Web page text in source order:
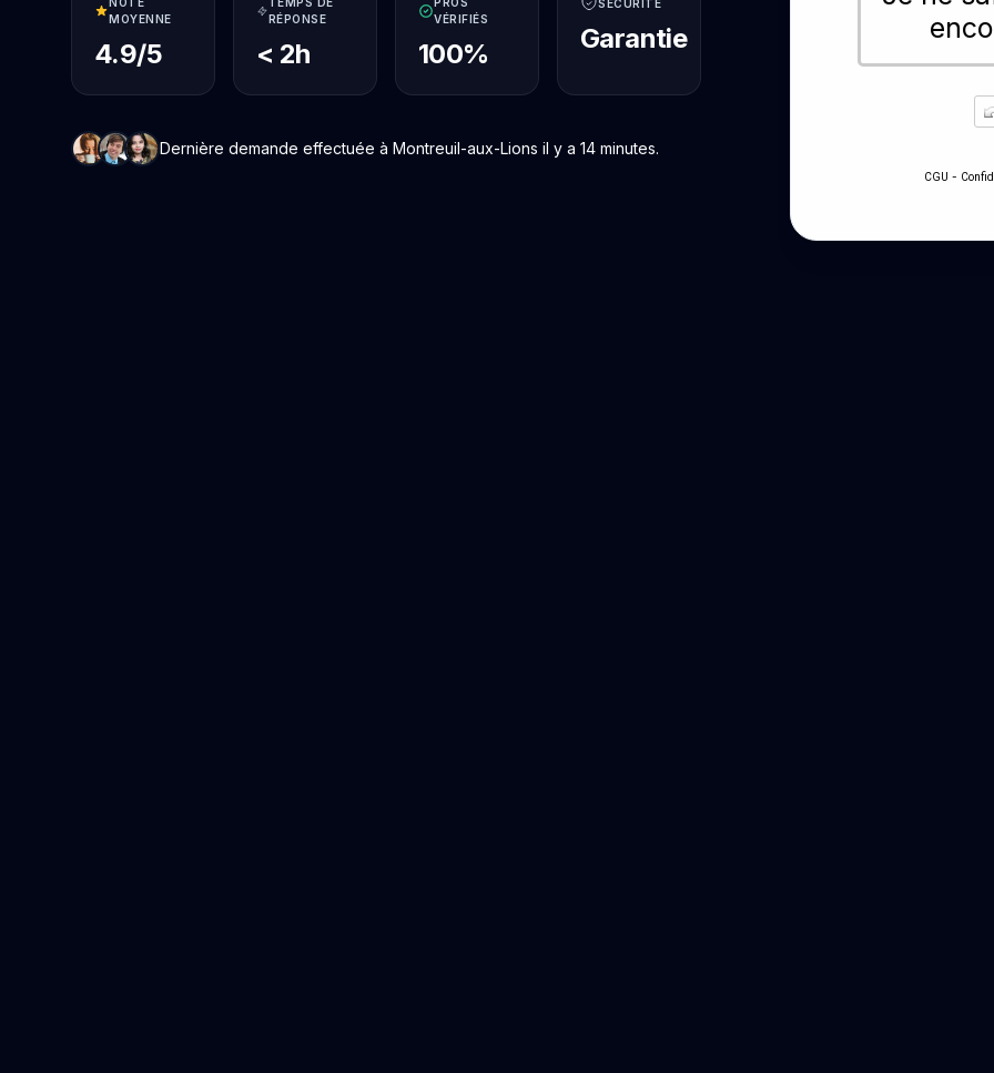
MOYENNE
4.9/5
RÉPONSE
< 2h
VÉRIFIÉS
100%
SÉCURITÉ
Garantie
Dernière demande effectuée à Montreuil-aux-Lions il y a 14 minutes.
CGU -